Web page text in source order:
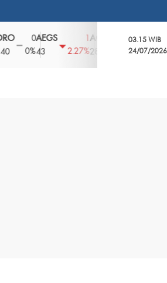
0
0%
AEGS
2.27% 2850
AGRO
148
03.15 WIB
24/07/2026